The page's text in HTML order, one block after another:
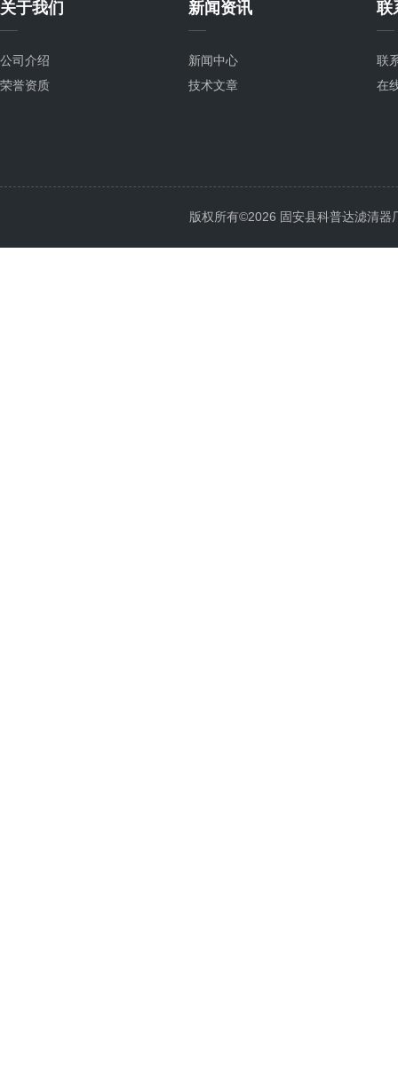
关于我们
公司介绍
荣誉资质
新闻资讯
新闻中心
技术文章
联
联
在
版权所有©2026 固安县科普达滤清